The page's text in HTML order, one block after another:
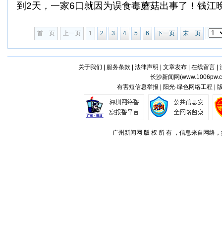
到2天，一家6口就因为误食毒蘑菇出事了！钱江
首 页 上一页 1 2 3 4 5 6 下一页 末 页
关于我们 服务条款 法律声明 文章发布| 在线留言|
长沙新闻网(
有害短信息举报 | 阳光·绿色网络工程 |
广州新闻网 版 权 所 有 ，信息来自网络